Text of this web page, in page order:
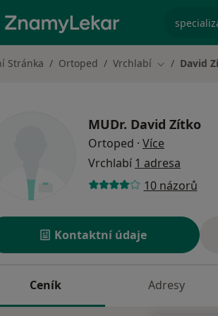
Stránka Ortoped Vrchlabí ZměnaDavid
MUDr. David Zítko
Ortoped · Více
Vrchlabí 1 adresa
10 názorů
Kontaktní údaje
Ceník Adresy